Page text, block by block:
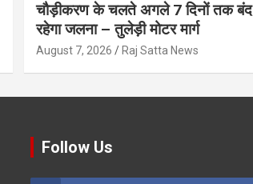
चौड़ीकरण के चलते अगले 7 दिनों तक बंद
रहेगा जलना – तुलेड़ी मोटर मार्ग
August 7, 2026 Raj Satta News
Follow Us